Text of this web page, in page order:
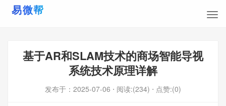
基于AR和SLAM技术的商场智能导视
系统技术原理详解
发布于： 2025-07-06 ⋅ 阅读:(234) ⋅ 点赞:(0)